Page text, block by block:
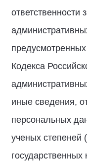
ответственности
Кодекса
иные сведения,
персональных
ученых степеней